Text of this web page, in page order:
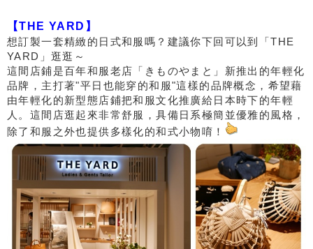
【THE YARD】
想訂製一套精緻的日式和服嗎？建議你下回可以到「THE
YARD」逛逛～
這間店鋪是百年和服老店「きものやまと」新推出的年輕化
品牌，主打著"平日也能穿的和服"這樣的品牌概念，希望藉
由年輕化的新型態店鋪把和服文化推廣給日本時下的年輕
人。這間店逛起來非常舒服，具備日系極簡並優雅的風格，
除了和服之外也提供多樣化的和式小物唷！